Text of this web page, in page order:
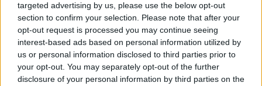
targeted advertising by us, please use the below opt-out
section to confirm your selection. Please note that after your
opt-out request is processed you may continue seeing
interest-based ads based on personal information utilized by
us or personal information disclosed to third parties prior to
your opt-out. You may separately opt-out of the further
disclosure of your personal information by third parties on the
Žinios
Visi įrašai